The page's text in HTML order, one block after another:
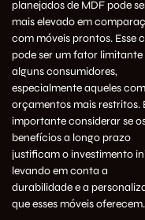
planejados de MDF pode
mais elevado em
com móveis prontos. Esse
pode ser um fator limitante
alguns consumidores,
especialmente aqueles com
orçamentos mais restritos.
importante considerar se
benefícios a longo prazo
justificam o investimento
levando em conta a
durabilidade e a
que esses móveis oferecem.